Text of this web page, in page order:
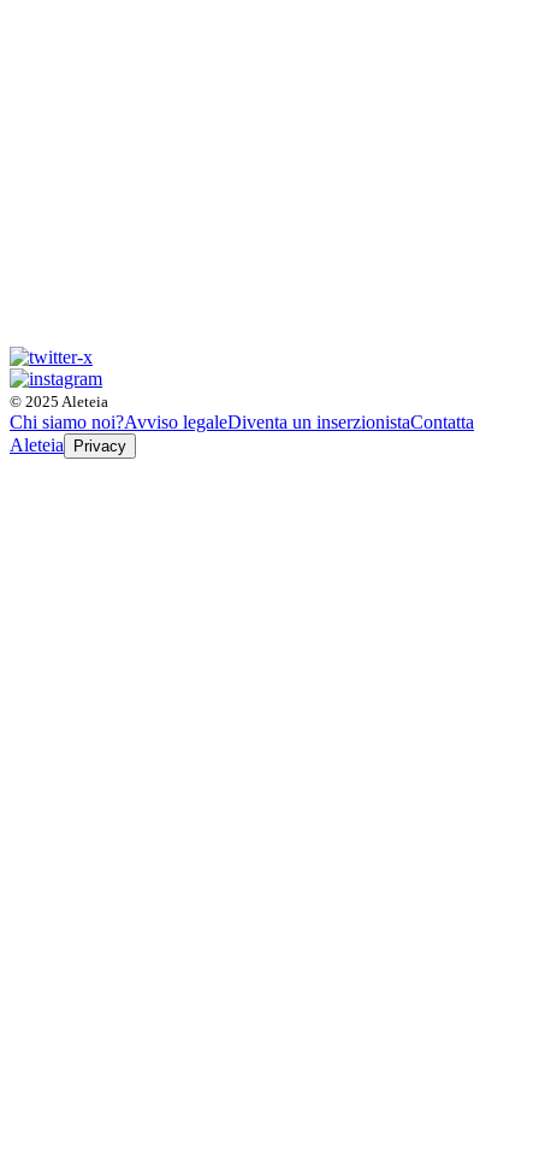
© 2025 Aleteia
Chi siamo noi?Avviso legaleDiventa un inserzionistaContatta
Aleteia
Privacy